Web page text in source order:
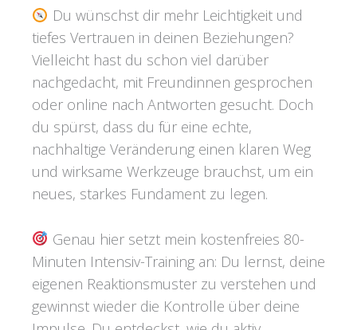
Du wünschst dir mehr Leichtigkeit und
tiefes Vertrauen in deinen Beziehungen?
Vielleicht hast du schon viel darüber
nachgedacht, mit Freundinnen gesprochen
oder online nach Antworten gesucht. Doch
du spürst, dass du für eine echte,
nachhaltige Veränderung einen klaren Weg
und wirksame Werkzeuge brauchst, um ein
neues, starkes Fundament zu legen.
Genau hier setzt mein kostenfreies 80-
Minuten Intensiv-Training an: Du lernst, deine
eigenen Reaktionsmuster zu verstehen und
gewinnst wieder die Kontrolle über deine